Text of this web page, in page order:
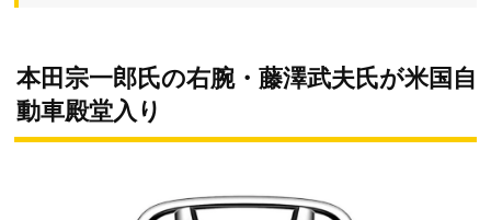
本田宗一郎氏の右腕・藤澤武夫氏が米国自
動車殿堂入り